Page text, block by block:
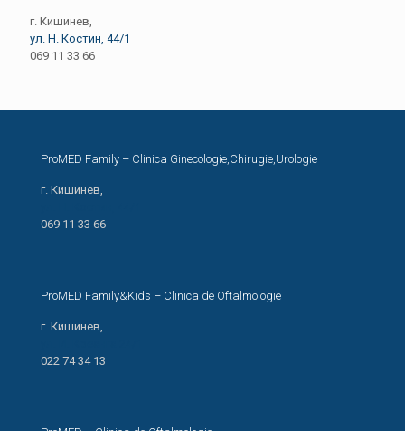
г. Кишинев,
ул. Н. Костин, 44/1
069 11 33 66
ProMED Family – Clinica Ginecologie,Chirugie,Urologie
г. Кишинев,
069 11 33 66
ProMED Family&Kids – Clinica de Oftalmologie
г. Кишинев,
022 74 34 13